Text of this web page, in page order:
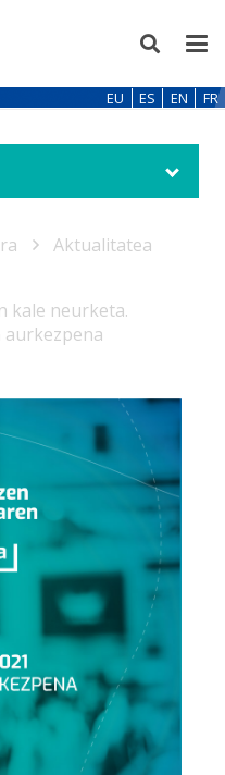
EU ES EN FR
Aktualitatea
kale neurketa.
aurkezpena